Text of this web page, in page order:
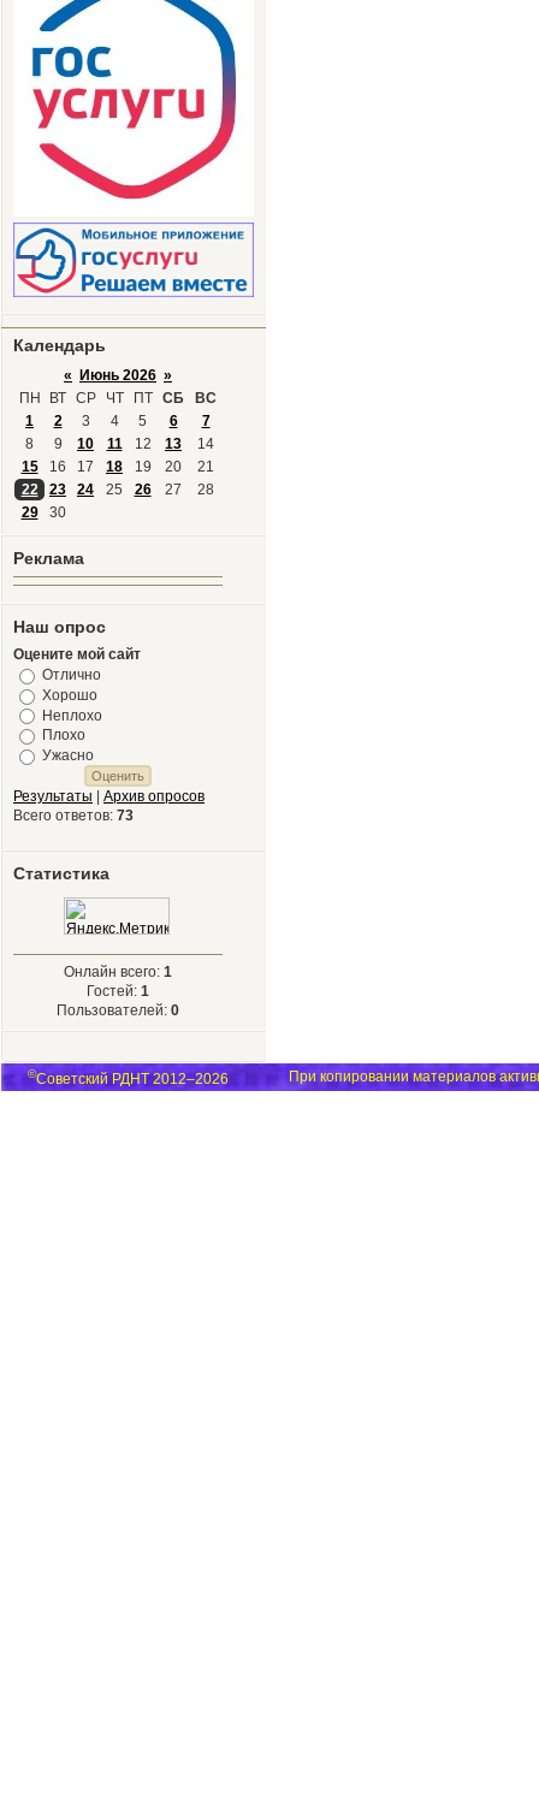
Календарь
« Июнь 2026 »
ПН
ВТ СР ЧТ ПТ СБ
ВС
1
2 3 4 5 6
7
8
9 10 11 12 13
14
15
16 17 18 19 20
21
22
23 24 25 26 27
28
29
30
Реклама
Наш опрос
Оцените мой сайт
Отлично
Хорошо
Неплохо
Плохо
Ужасно
Результаты
Архив опросов
Всего ответов: 73
Статистика
Онлайн всего: 1
Гостей: 1
Пользователей: 0
©Советский РДНТ 2012–2026 При копировании материалов